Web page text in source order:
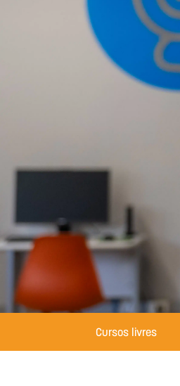
Cursos livres